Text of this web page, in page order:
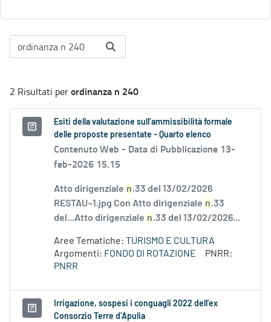
2 Risultati perordinanza n 240
Esiti della valutazione sull’ammissibilità formale
delle proposte presentate - Quarto elenco
Contenuto Web - Data di Pubblicazione 13-
feb-2026 15.15
Atto dirigenziale n.33 del 13/02/2026
RESTAU~1.jpg Con Atto dirigenziale n.33
del...Atto dirigenziale n.33 del 13/02/2026...
Aree Tematiche: TURISMO E CULTURA
Argomenti: FONDO DI ROTAZIONE
PNRR:
PNRR
Irrigazione, sospesi i conguagli 2022 dell’ex
Consorzio Terre d’Apulia